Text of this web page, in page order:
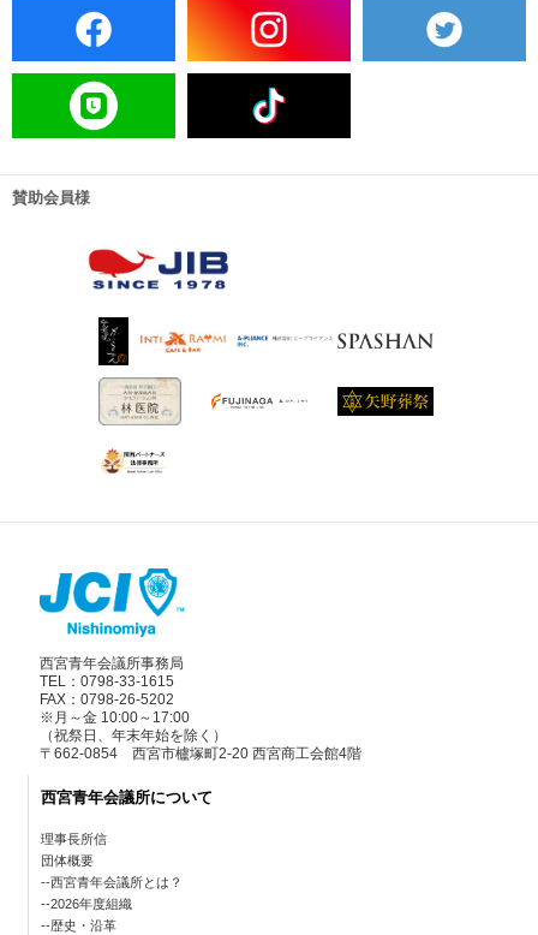
賛助会員様
西宮青年会議所事務局
TEL：0798-33-1615
FAX：0798-26-5202
※月～金 10:00～17:00
（祝祭日、年末年始を除く）
〒662-0854 西宮市櫨塚町2-20 西宮商工会館4階
西宮青年会議所について
理事長所信
団体概要
西宮青年会議所とは？
2026年度組織
歴史・沿革